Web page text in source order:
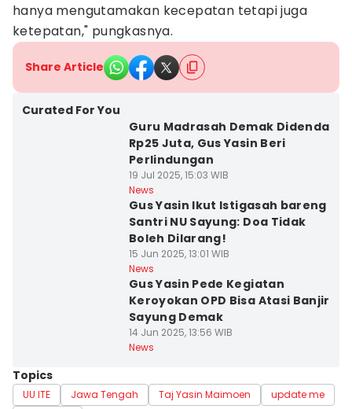
hanya mengutamakan kecepatan tetapi juga
ketepatan," pungkasnya.
Share Article
Curated For You
Guru Madrasah Demak Didenda
Rp25 Juta, Gus Yasin Beri
Perlindungan
19 Jul 2025, 15:03 WIB
News
Gus Yasin Ikut Istigasah bareng
Santri NU Sayung: Doa Tidak
Boleh Dilarang!
15 Jun 2025, 13:01 WIB
News
Gus Yasin Pede Kegiatan
Keroyokan OPD Bisa Atasi Banjir
Sayung Demak
14 Jun 2025, 13:56 WIB
News
Topics
UU ITE Jawa Tengah Taj Yasin Maimoen
update me